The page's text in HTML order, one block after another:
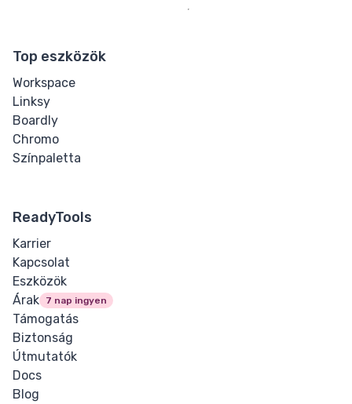
Top eszközök
Workspace
Linksy
Boardly
Chromo
Színpaletta
ReadyTools
Karrier
Kapcsolat
Eszközök
Árak
7 nap ingyen
Támogatás
Biztonság
Útmutatók
Docs
Blog